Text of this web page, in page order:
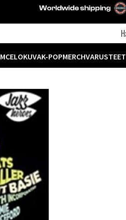
MCELOKUVAK-POPMERCHVARUSTEET